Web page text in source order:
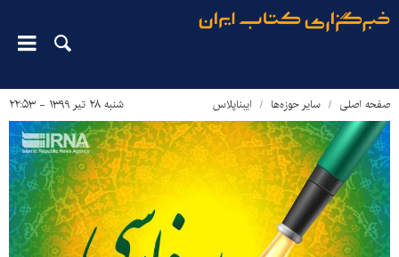
صفحه اصلی سایر حوزه‌ها ایبناپلاس شنبه ۲۸ تیر ۱۳۹۹ - ۲۲:۵۳